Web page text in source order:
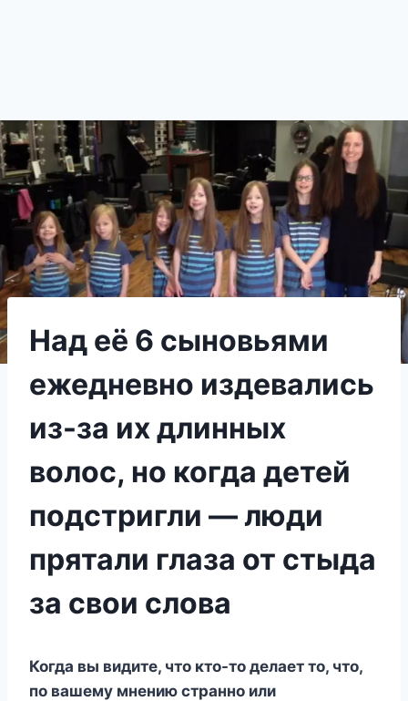
Над её 6 сыновьями
ежедневно издевались
из-за их длинных
волос, но когда детей
подстригли — люди
прятали глаза от стыда
за свои слова
Когда вы видите, что кто-то делает то, что,
по вашему мнению странно или